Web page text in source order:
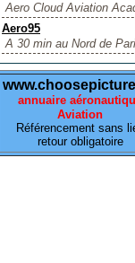
Aero Cloud Aviation
Aero95
A 30 min au Nord de
annuaire
Aviation
Référencement sans
retour obligatoire